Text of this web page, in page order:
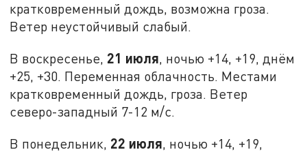
кратковременный дождь, возможна гроза.
Ветер неустойчивый слабый.
В воскресенье, 21 июля, ночью +14, +19, днём
+25, +30. Переменная облачность. Местами
кратковременный дождь, гроза. Ветер
северо-западный 7-12 м/с.
В понедельник, 22 июля, ночью +14, +19,